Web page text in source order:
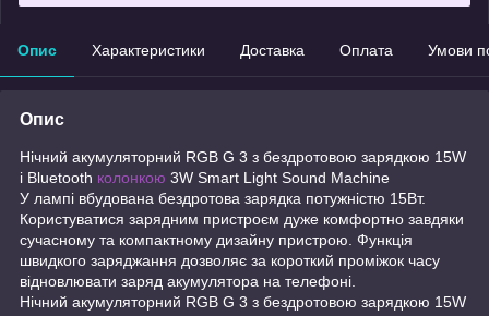
Опис Характеристики Доставка Оплата Умови
Опис
Нічний акумуляторний RGB G 3 з бездротовою зарядкою 15W
і Bluetooth колонкою 3W Smart Light Sound Machine
У лампі вбудована бездротова зарядка потужністю 15Вт.
Користуватися зарядним пристроєм дуже комфортно завдяки
сучасному та компактному дизайну пристрою. Функція
швидкого заряджання дозволяє за короткий проміжок часу
відновлювати заряд акумулятора на телефоні.
Нічний акумуляторний RGB G 3 з бездротовою зарядкою 15W